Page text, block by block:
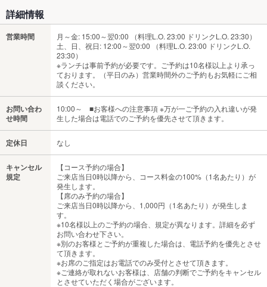
詳細情報
営業時間
月～金: 15:00～翌0:00 （料理L.O. 23:00 ドリンクL.O. 23:30）
土、日、祝日: 12:00～翌0:00 （料理L.O. 23:00 ドリンクL.O.
23:30）
※ランチは事前予約が必要です。ご予約は10名様以上より承っ
ております。（平日のみ）営業時間外のご予約もお気軽にご相
談ください。
お問い合わ
せ時間
10:00～ ■お客様への注意事項 ※万が一ご予約の入れ違いが発
生した場合は電話でのご予約を優先させて頂きます。
定休日 なし
キャンセル
規定
【コース予約の場合】
ご来店当日0時以降から、コース料金の100%（1名あたり）が
発生します。
【席のみ予約の場合】
ご来店当日0時以降から、1,000円（1名あたり）が発生しま
す。
※10名様以上のご予約の場合、規定が異なります。詳細を必ず
お問い合わせ下さい。
※別のお客様とご予約が重複した場合は、電話予約を優先とさせ
て頂きます。
※お席のご指定はお電話でのみ受付とさせて頂きます。
※ご連絡が取れないお客様は、店舗の判断でご予約をキャンセル
とさせていただく場合がございます。